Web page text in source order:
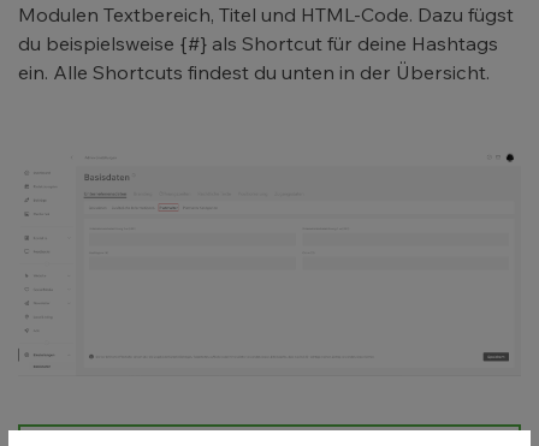
Modulen Textbereich, Titel und HTML-Code. Dazu fügst
du beispielsweise {#} als Shortcut für deine Hashtags
ein. Alle Shortcuts findest du unten in der Übersicht.